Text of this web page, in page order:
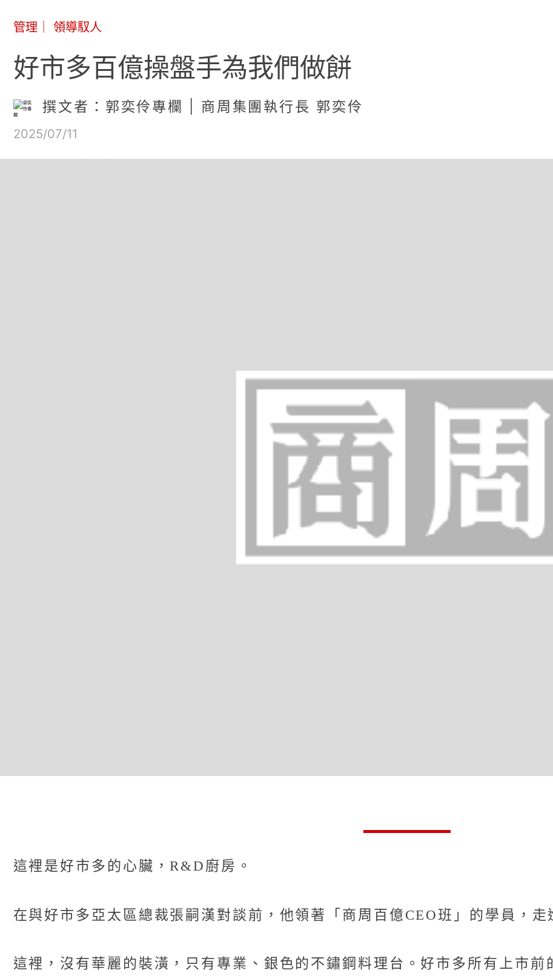
管理 領導馭人
好市多百億操盤手為我們做餅
撰文者：郭奕伶專欄 | 商周集團執行長 郭奕伶
2025/07/11
這裡是好市多的心臟，R&D廚房。
在與好市多亞太區總裁張嗣漢對談前，他領著「商周百億CEO班」的學員，走
這裡，沒有華麗的裝潢，只有專業、銀色的不鏽鋼料理台。好市多所有上市前